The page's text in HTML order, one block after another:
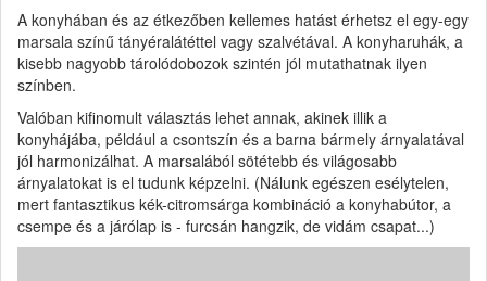
A konyhában és az étkezőben kellemes hatást érhetsz el egy-egy
marsala színű tányéralátéttel vagy szalvétával. A konyharuhák, a
kisebb nagyobb tárolódobozok szintén jól mutathatnak ilyen
színben.
Valóban kifinomult választás lehet annak, akinek illik a
konyhájába, például a csontszín és a barna bármely árnyalatával
jól harmonizálhat. A marsalából sötétebb és világosabb
árnyalatokat is el tudunk képzelni. (Nálunk egészen esélytelen,
mert fantasztikus kék-citromsárga kombináció a konyhabútor, a
csempe és a járólap is - furcsán hangzik, de vidám csapat...)